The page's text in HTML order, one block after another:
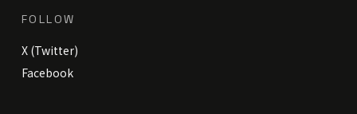
FOLLOW
X (Twitter)
Facebook